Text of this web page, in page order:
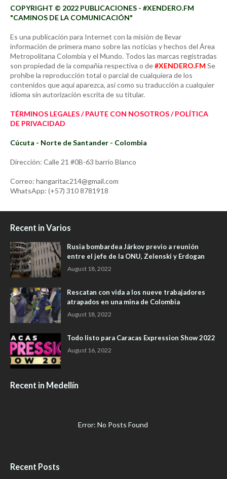
COPYRIGHT © 2022 PUBLICACIONES - #XENDERO.FM
"CAMINOS DE LA COMUNICACIÓN"
Es una publicación para Internet con la misión de llevar
información de primera mano sobre las noticias y hechos del Área
Metropolitana Colombia y el Mundo. Todos las marcas registradas
son propiedad de la compañía respectiva o de#XENDERO.FM Se
prohíbe la reproducción total o parcial de cualquiera de los
contenidos que aquí aparezca, así como su traducción a cualquier
idioma sin autorización escrita de su titular.
TÉRMINOS LEGALES / PAUTE CON NOSOTROS / POLÍTICA
DE PRIVACIDAD
Cúcuta - Norte de Santander - Colombia
Dirección: Calle 21 #0B-63 barrio Blanco
Correo: hangaritac214@gmail.com
WhatsApp: (+57) 310 8781918
Recent in Varios
Rusia bombardea Járkov previo a reunión
entre el jefe de la ONU, Zelenski y Erdogan
August 18, 2022
Rescatan con vida a los nueve trabajadores
atrapados en una mina de Colombia
August 18, 2022
Todo listo para Caracas Expression Show 2022
August 16, 2022
Recent in Medellín
Error: No Posts Found
Recent Posts